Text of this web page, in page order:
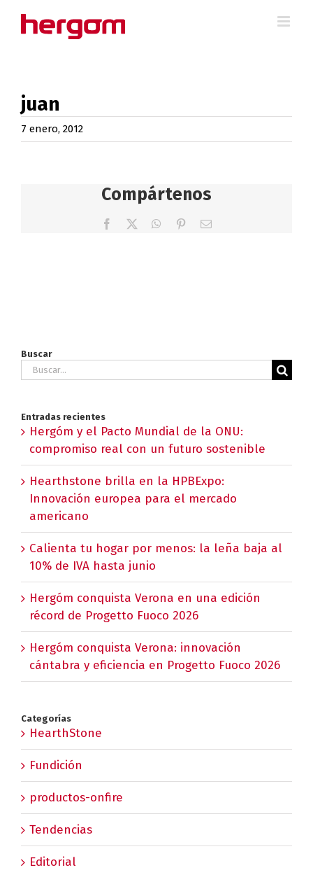
juan
7 enero, 2012
Compártenos
Facebook WhatsApp
PinterestCorreo
Buscar
Buscar:
Entradas recientes
Hergóm y el Pacto Mundial de la ONU:
compromiso real con un futuro sostenible
Hearthstone brilla en la HPBExpo:
Innovación europea para el mercado
americano
Calienta tu hogar por menos: la leña baja al
10% de IVA hasta junio
Hergóm conquista Verona en una edición
récord de Progetto Fuoco 2026
Hergóm conquista Verona: innovación
cántabra y eficiencia en Progetto Fuoco 2026
Categorías
HearthStone
Fundición
productos-onfire
Tendencias
Editorial